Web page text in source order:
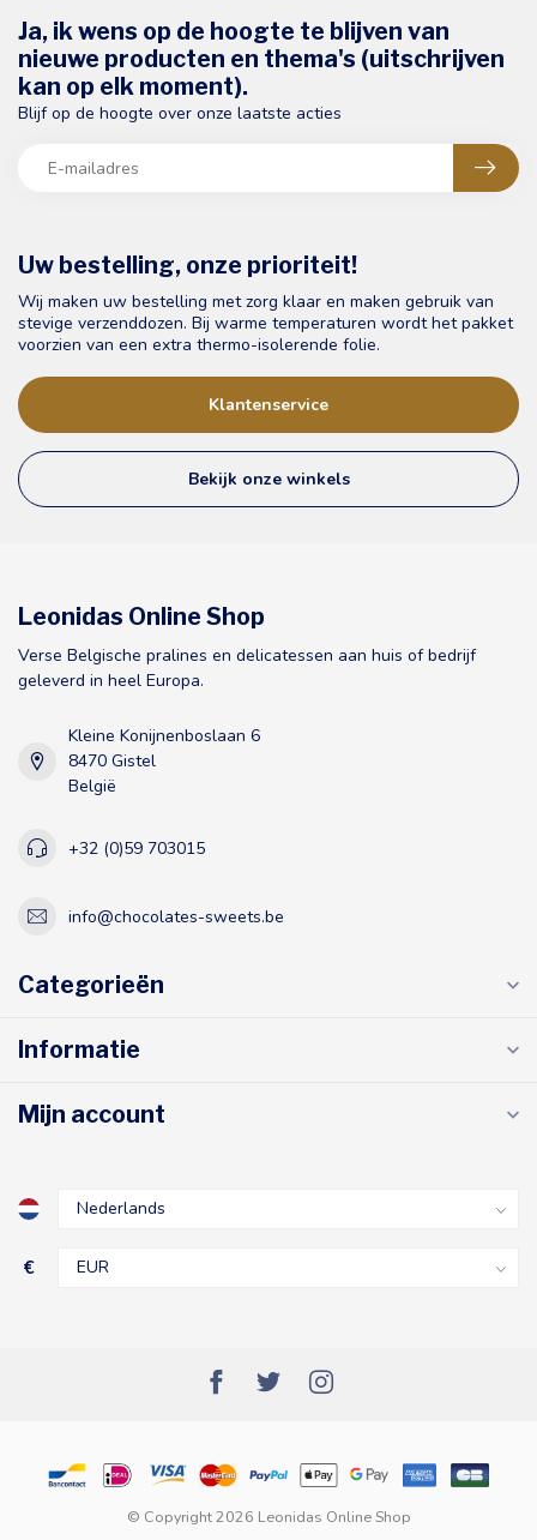
Uw bestelling, onze prioriteit!
Wij maken uw bestelling met zorg klaar en maken gebruik van
stevige verzenddozen. Bij warme temperaturen wordt het pakket
voorzien van een extra thermo-isolerende folie.
Klantenservice
Bekijk onze winkels
Ja, ik wens op de hoogte te blijven van
nieuwe producten en thema's (uitschrijven
kan op elk moment).
Blijf op de hoogte over onze laatste acties
Leonidas Online Shop
Verse Belgische pralines en delicatessen aan huis of bedrijf
geleverd in heel Europa.
Kleine Konijnenboslaan 6
8470 Gistel
België
+32 (0)59 703015
info@chocolates-sweets.be
Categorieën
Informatie
Mijn account
€
© Copyright 2026 Leonidas Online Shop